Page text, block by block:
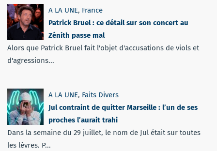
A LA UNE, France
Patrick Bruel : ce détail sur son concert au
Zénith passe mal
Alors que Patrick Bruel fait l'objet d'accusations de viols et
d'agressions...
A LA UNE, Faits Divers
Jul contraint de quitter Marseille : l’un de ses
proches l’aurait trahi
Dans la semaine du 29 juillet, le nom de Jul était sur toutes
les lèvres. P...